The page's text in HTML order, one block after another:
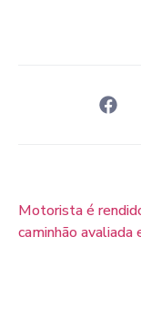
Motorista é
caminhão